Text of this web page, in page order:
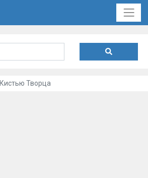
Кистью Творца